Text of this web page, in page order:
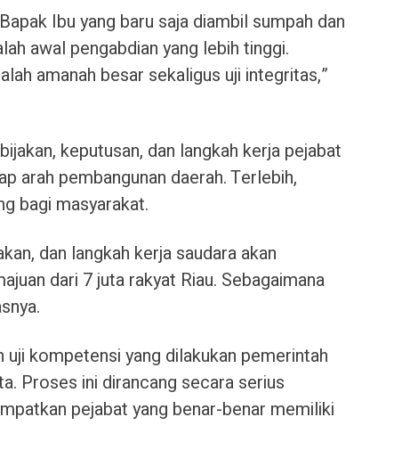
Ibu yang baru saja diambil sumpah dan
awal pengabdian yang lebih tinggi.
amanah besar sekaligus uji integritas,”
keputusan, dan langkah kerja pejabat
arah pembangunan daerah. Terlebih,
bagi masyarakat.
dan langkah kerja saudara akan
dari 7 juta rakyat Riau. Sebagaimana
uji kompetensi yang dilakukan pemerintah
Proses ini dirancang secara serius
pejabat yang benar-benar memiliki